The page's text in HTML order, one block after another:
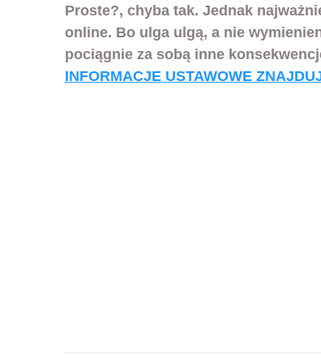
Proste?, chyba tak. Jednak
online. Bo ulga ulgą, a nie
pociągnie za sobą inne
INFORMACJE USTAWOWE